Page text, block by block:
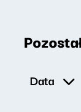
Data